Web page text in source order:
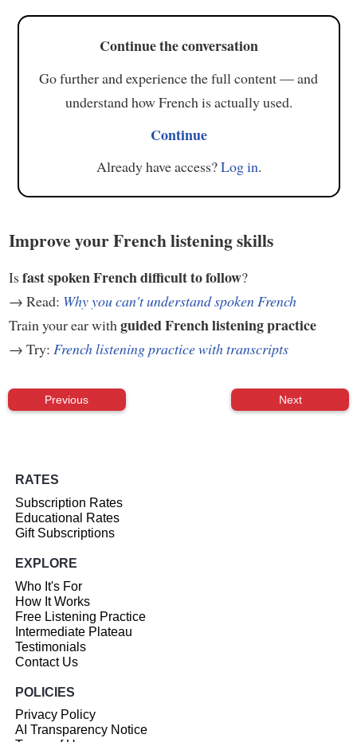
Continue the conversation
Go further and experience the full content — and
understand how French is actually used.
Continue
Already have access?Log in.
Improve your French listening skills
Isfast spoken French difficult to follow?
→ Read: Why you can't understand spoken French
Train your ear with guided French listening practice
→ Try: French listening practice with transcripts
Previous Next
RATES
Subscription Rates
Educational Rates
Gift Subscriptions
EXPLORE
Who It's For
How It Works
Free Listening Practice
Intermediate Plateau
Testimonials
Contact Us
POLICIES
Privacy Policy
AI Transparency Notice